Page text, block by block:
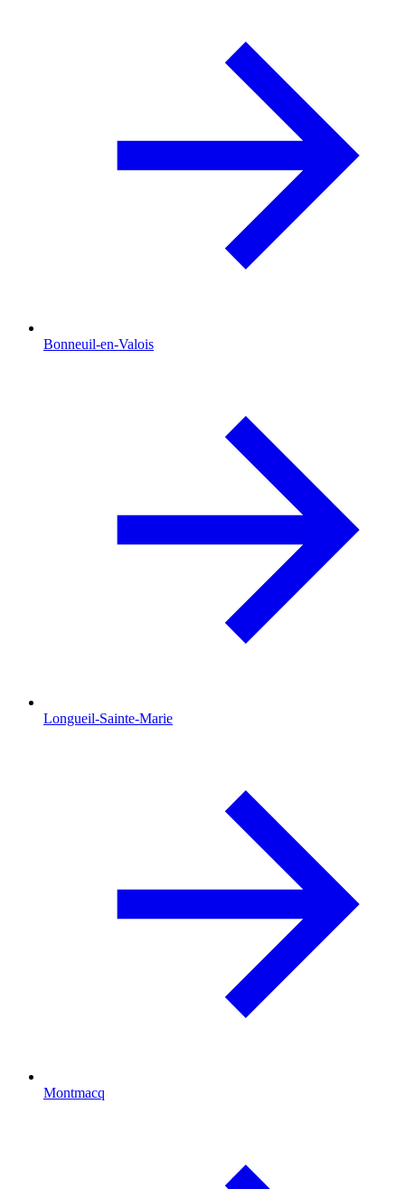
Bonneuil-en-Valois
Longueil-Sainte-Marie
Montmacq